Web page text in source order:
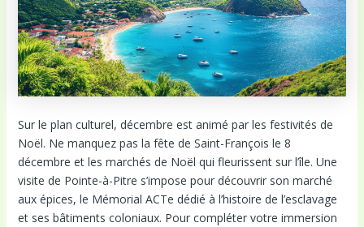
Sur le plan culturel, décembre est animé par les festivités de
Noël. Ne manquez pas la fête de Saint-François le 8
décembre et les marchés de Noël qui fleurissent sur l’île. Une
visite de Pointe-à-Pitre s’impose pour découvrir son marché
aux épices, le Mémorial ACTe dédié à l’histoire de l’esclavage
et ses bâtiments coloniaux. Pour compléter votre immersion